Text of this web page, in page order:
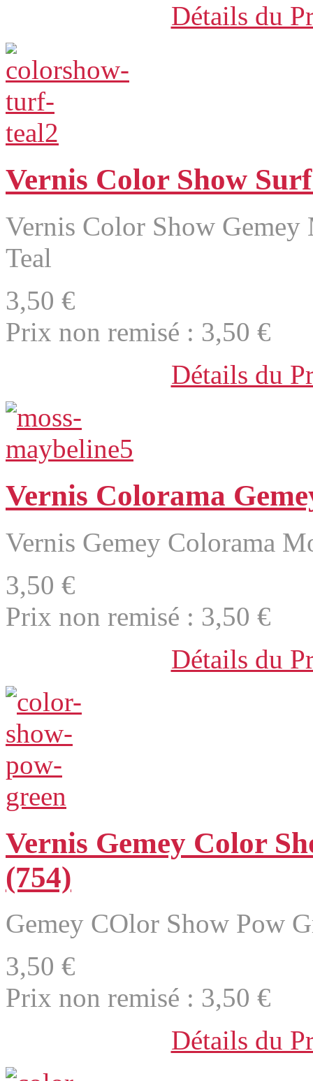
Détails du
Vernis Color Show
Vernis Color Show
Teal
3,50 €
Prix non remisé : 3,50 €
Détails du
Vernis Colorama
Vernis Gemey Colorama
3,50 €
Prix non remisé : 3,50 €
Détails du
Vernis Gemey Color
(754)
Gemey COlor Show Pow
3,50 €
Prix non remisé : 3,50 €
Détails du